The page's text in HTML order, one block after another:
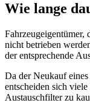
Wie lange
Fahrzeugeigentümer,
nicht betrieben
der entsprechende
Da der Neukauf
entscheiden sich
Austauschfilter zu